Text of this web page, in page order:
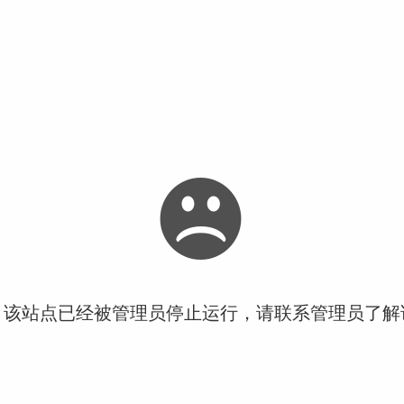
站点已经被管理员停止运行，请联系管理员了